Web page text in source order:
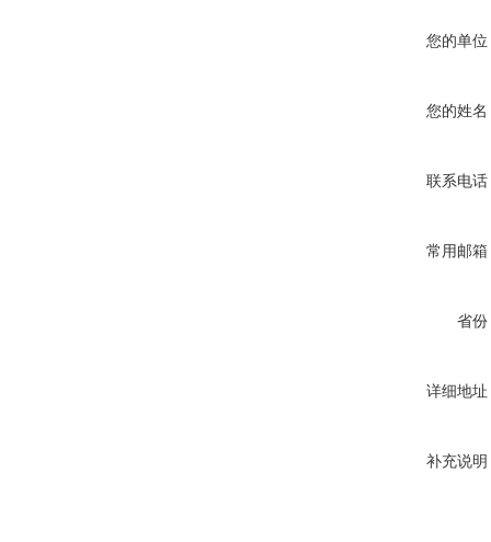
您的单位
您的姓名
联系电话
常用邮箱
省份
详细地址
补充说明